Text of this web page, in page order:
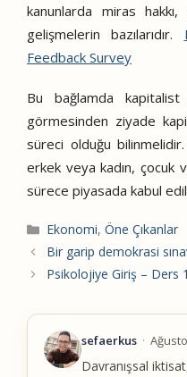
kanunlarda miras
gelişmelerin bazılarıdır.
Feedback Survey
Bu bağlamda
görmesinden ziyade
süreci olduğu
erkek veya kadın, çocuk
sürece piyasada kabul
Kategoriler
Ekonomi,Öne Çıkanlar
Bir garip demokrasi
Psikolojiye Giriş – Ders 1
sefaerkus ·
Davranışsal